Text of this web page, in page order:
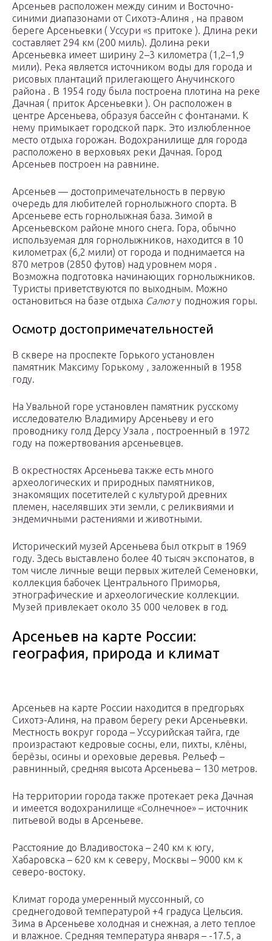
Арсеньев расположен между синим и Восточно-
синими диапазонами от Сихотэ-Алиня , на правом
береге Арсеньевки ( Уссури «s притоке ). Длина реки
составляет 294 км (200 миль). Долина реки
Арсеньевка имеет ширину 2–3 километра (1,2–1,9
мили). Река является источником воды для города и
рисовых плантаций прилегающего Анучинского
района . В 1954 году была построена плотина на реке
Дачная ( приток Арсеньевки ). Он расположен в
центре Арсеньева, образуя бассейн с фонтанами. К
нему примыкает городской парк. Это излюбленное
место отдыха горожан. Водохранилище для города
расположено в верховьях реки Дачная. Город
Арсеньев построен на равнине.
Арсеньев — достопримечательность в первую
очередь для любителей горнолыжного спорта. В
Арсеньеве есть горнолыжная база. Зимой в
Арсеньевском районе много снега. Гора, обычно
используемая для горнолыжников, находится в 10
километрах (6,2 мили) от города и поднимается на
870 метров (2850 футов) над уровнем моря .
Возможна подготовка начинающих горнолыжников.
Туристы приветствуются по выходным. Можно
остановиться на базе отдыха Салюту подножия горы.
Осмотр достопримечательностей
В сквере на проспекте Горького установлен
памятник Максиму Горькому , заложенный в 1958
году.
На Увальной горе установлен памятник русскому
исследователю Владимиру Арсеньеву и его
проводнику голд Дерсу Узала , построенный в 1972
году на пожертвования арсеньевцев.
В окрестностях Арсеньева также есть много
археологических и природных памятников,
знакомящих посетителей с культурой древних
племен, населявших эти земли, с реликвиями и
эндемичными растениями и животными.
Исторический музей Арсеньева был открыт в 1969
году. Здесь выставлено более 40 тысяч экспонатов, в
том числе личные вещи первых жителей Семеновки,
коллекция бабочек Центрального Приморья,
этнографические и археологические коллекции.
Музей привлекает около 35 000 человек в год.
Арсеньев на карте России:
география, природа и климат
Арсеньев на карте России находится в предгорьях
Сихотэ-Алиня, на правом берегу реки Арсеньевки.
Местность вокруг города – Уссурийская тайга, где
произрастают кедровые сосны, ели, пихты, клёны,
берёзы, осины и ореховые деревья. Рельеф –
равнинный, средняя высота Арсеньева – 130 метров.
На территории города также протекает река Дачная
и имеется водохранилище «Солнечное» – источник
питьевой воды в Арсеньеве.
Расстояние до Владивостока – 240 км к югу,
Хабаровска – 620 км к северу, Москвы – 9000 км к
северо-востоку.
Климат города умеренный муссонный, со
среднегодовой температурой +4 градуса Цельсия.
Зима в Арсеньеве холодная и снежная, а лето теплое
и влажное. Средняя температура января – -17.5, а